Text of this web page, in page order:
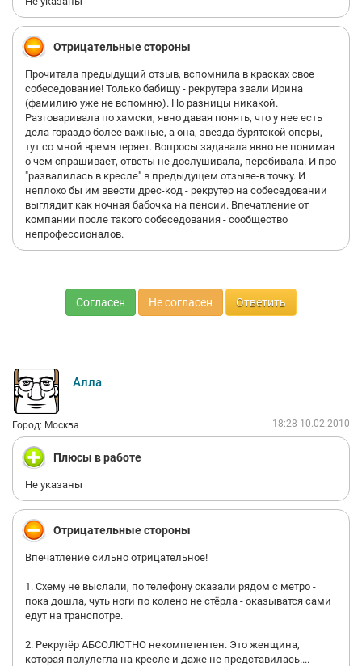
Как не понимаете? Вы же сами написали - опоздание на
первый рабочий день.
>> Никто не застрахован от такого... Видимо работают у них
там роботы.
Никто не застрахован, но все остальные сотрудники call
центра почему-то приходят вовремя. И это называется не
"роботы", а самодисциплина и профессионализм.
услдовия, делетанты и три копейки зарплата!
Насчёт ужасных условий и "три копейки зарплата" - это
совсем уж явная ложь. Зачем же Вы согласились работать,
если Вам не понравились условия труда, зарплата,
социальный пакет?
Про поощрения сотрудников, Вы почему-то упомянули только
"скидки на вещи...". Да, они есть. На весь ассортимент товаров,
компенсации расходов на обеды, подарки на день рождения
и автобус от метро до места работы. Каблук Вы сломали, я так
подозреваю, где-то задолго до посадки в автобус?
скобок, следует писать знак @
Отрицательные стороны
Прочитала предыдущий отзыв, вспомнила в красках свое
собеседование! Только бабищу - рекрутера звали Ирина
(фамилию уже не вспомню). Но разницы никакой.
Разговаривала по хамски, явно давая понять, что у нее есть
дела гораздо более важные, а она, звезда бурятской оперы,
тут со мной время теряет. Вопросы задавала явно не понимая
о чем спрашивает, ответы не дослушивала, перебивала. И про
"развалилась в кресле" в предыдущем отзыве-в точку. И
неплохо бы им ввести дрес-код - рекрутер на собеседовании
выглядит как ночная бабочка на пенсии. Впечатление от
компании после такого собеседования - сообщество
непрофессионалов.
Согласен Не согласен Ответить
Алла
Город: Москва 18:28 10.02.2010
Плюсы в работе
Не указаны
Отрицательные стороны
Впечатление сильно отрицательное!
1. Схему не выслали, по телефону сказали рядом с метро -
пока дошла, чуть ноги по колено не стёрла - оказыватся сами
едут на транспотре.
2. Рекрутёр АБСОЛЮТНО некомпетентен. Это женщина,
которая полулегла на кресле и даже не представилась....